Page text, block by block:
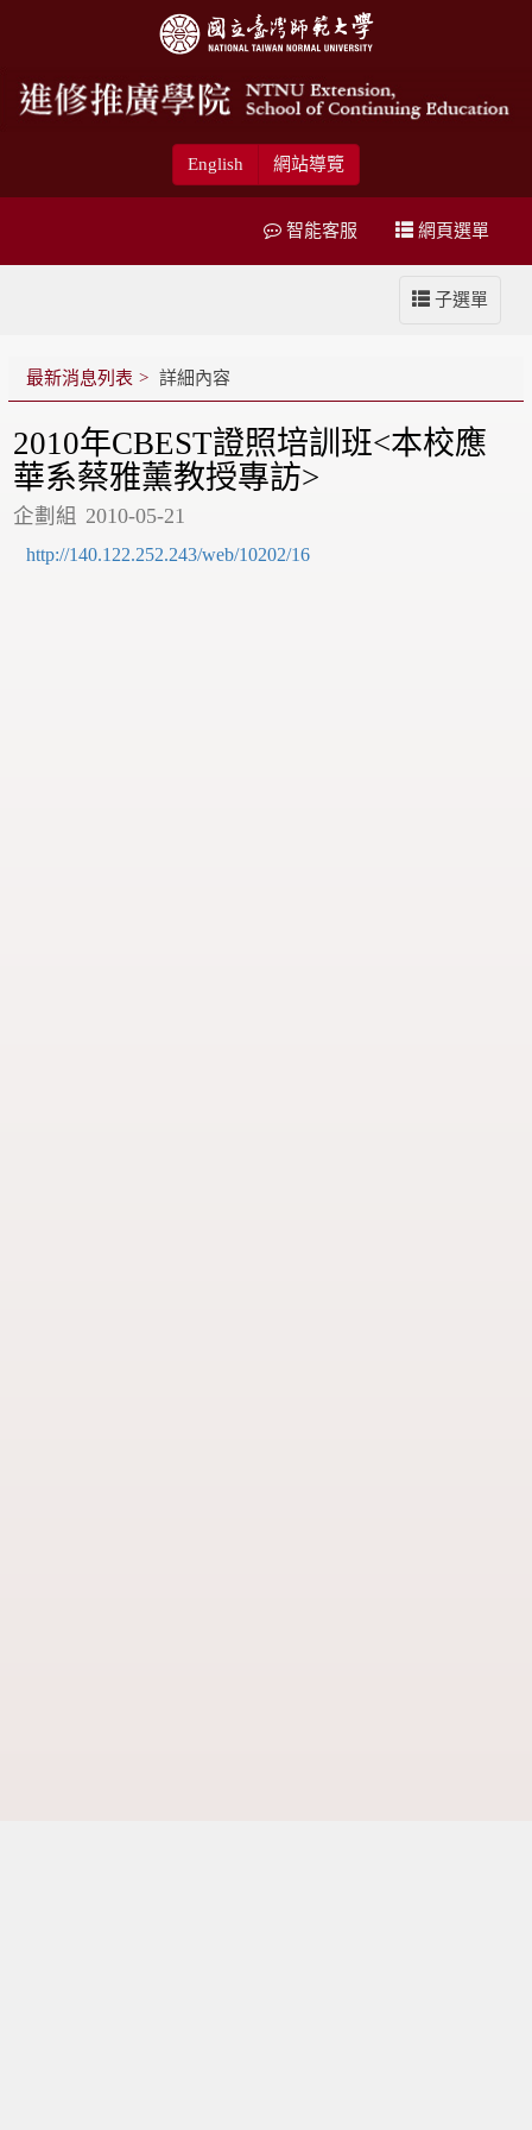
English 網站導覽
網頁選單
智能客服
子選單
最新消息列表 詳細內容
2010年CBEST證照培訓班<本校應
華系蔡雅薰教授專訪>
企劃組 2010-05-21
http://140.122.252.243/web/10202/16